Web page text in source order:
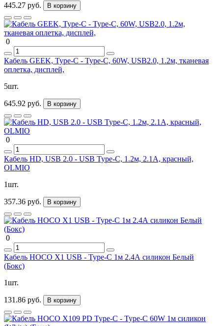
445.27 руб. В корзину
0
Кабель GEEK, Type-C - Type-C, 60W, USB2.0, 1.2м, тканевая
оплетка, дисплей,
5шт.
645.92 руб. В корзину
0
Кабель HD, USB 2.0 - USB Type-C, 1.2м, 2.1A, красный,
OLMIO
1шт.
357.36 руб. В корзину
0
Кабель HOCO X1 USB - Type-C 1м 2.4А силикон Белый
(Бокс)
1шт.
131.86 руб. В корзину